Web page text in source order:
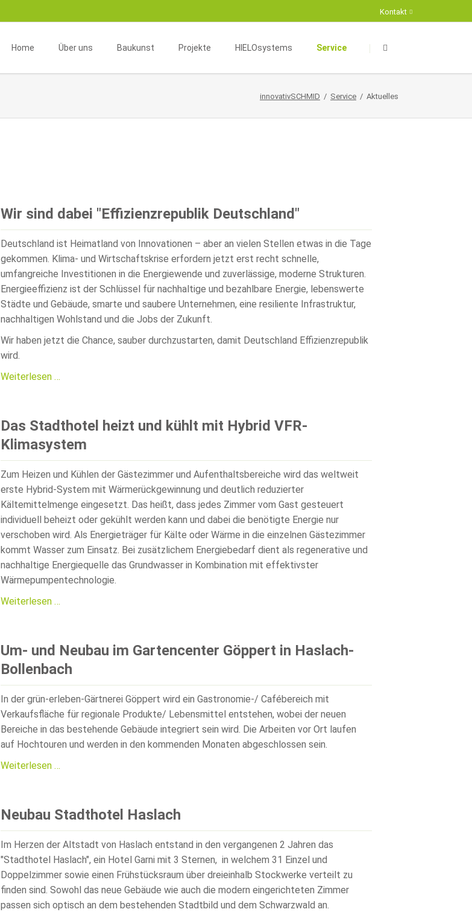
Kontakt
überspringen
Home Über uns
Team
Baukunst
Neu- oder Umbau
Projekte
Interieur- und Exterieurdesign
HIELOsystems
Energieberatung
Fördermöglichkeiten
Service
Suche
Kontaktformular
innovativSCHMID Service Aktuelles
Wir sind dabei "Effizienzrepublik Deutschland"
Deutschland ist Heimatland von Innovationen – aber an vielen Stellen etwas in die Tage
gekommen. Klima- und Wirtschaftskrise erfordern jetzt erst recht schnelle,
umfangreiche Investitionen in die Energiewende und zuverlässige, moderne Strukturen.
Energieeffizienz ist der Schlüssel für nachhaltige und bezahlbare Energie, lebenswerte
Städte und Gebäude, smarte und saubere Unternehmen, eine resiliente Infrastruktur,
nachhaltigen Wohlstand und die Jobs der Zukunft.
Wir haben jetzt die Chance, sauber durchzustarten, damit Deutschland Effizienzrepublik
wird.
Weiterlesen …
"Effizienzrepublik
Das Stadthotel heizt und kühlt mit Hybrid VFR-
Klimasystem
Zum Heizen und Kühlen der Gästezimmer und Aufenthaltsbereiche wird das weltweit
erste Hybrid-System mit Wärmerückgewinnung und deutlich reduzierter
Kältemittelmenge eingesetzt. Das heißt, dass jedes Zimmer vom Gast gesteuert
individuell beheizt oder gekühlt werden kann und dabei die benötigte Energie nur
verschoben wird. Als Energieträger für Kälte oder Wärme in die einzelnen Gästezimmer
kommt Wasser zum Einsatz. Bei zusätzlichem Energiebedarf dient als regenerative und
nachhaltige Energiequelle das Grundwasser in Kombination mit effektivster
Wärmepumpentechnologie.
Weiterlesen …
und
kühlt
mit
VFR-
Klimasystem
Um- und Neubau im Gartencenter Göppert in Haslach-
Bollenbach
In der grün-erleben-Gärtnerei Göppert wird ein Gastronomie-/ Cafébereich mit
Verkaufsfläche für regionale Produkte/ Lebensmittel entstehen, wobei der neuen
Bereiche in das bestehende Gebäude integriert sein wird. Die Arbeiten vor Ort laufen
auf Hochtouren und werden in den kommenden Monaten abgeschlossen sein.
Weiterlesen …
im
Göppert
in
Haslach-
Bollenbach
Neubau Stadthotel Haslach
Im Herzen der Altstadt von Haslach entstand in den vergangenen 2 Jahren das
"Stadthotel Haslach", ein Hotel Garni mit 3 Sternen, in welchem 31 Einzel und
Doppelzimmer sowie einen Frühstücksraum über dreieinhalb Stockwerke verteilt zu
finden sind. Sowohl das neue Gebäude wie auch die modern eingerichteten Zimmer
passen sich optisch an dem bestehenden Stadtbild und dem Schwarzwald an.